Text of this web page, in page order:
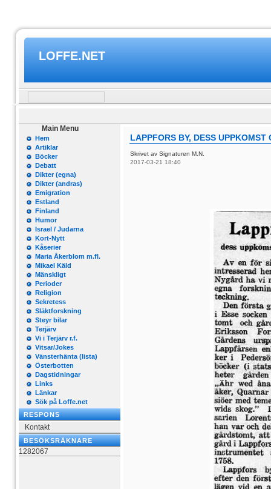
LOFFE.NET
Main Menu
Hem
Artiklar
Böcker
Debatt
Dikter (egna)
Dikter (andras)
Emigration
Estland
Finland
Humor
Israel / Judarna
Kort-Nytt
Kåserier
Maria Åkerblom m.fl.
Mikael Käld
Mänskligt
Perioder
Religion
Sekretess
Släktforskning
Steyr bilar
Terjärv
Vi i Terjärv r.f.
Vitsar/Jokes
Vänsterhänta (lista)
Österbotten
Dagstidningar
Links
Länkar
Sök på Loffe.net
RESPONS
Kontakt
BESÖKSRÄKNARE
1282067
LAPPFORS BY, DESS UPPKOMST
Skrivet av Signaturen M.N.
2017-03-21 18:40